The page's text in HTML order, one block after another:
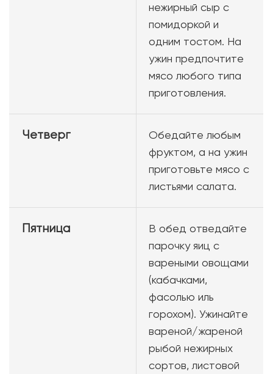
нежирный сыр с
помидоркой и
одним тостом. На
ужин предпочтите
мясо любого типа
приготовления.
Четверг
Обедайте любым
фруктом, а на ужин
приготовьте мясо с
листьями салата.
Пятница
В обед отведайте
парочку яиц с
вареными овощами
(кабачками,
фасолью иль
горохом). Ужинайте
вареной/жареной
рыбой нежирных
сортов, листовой